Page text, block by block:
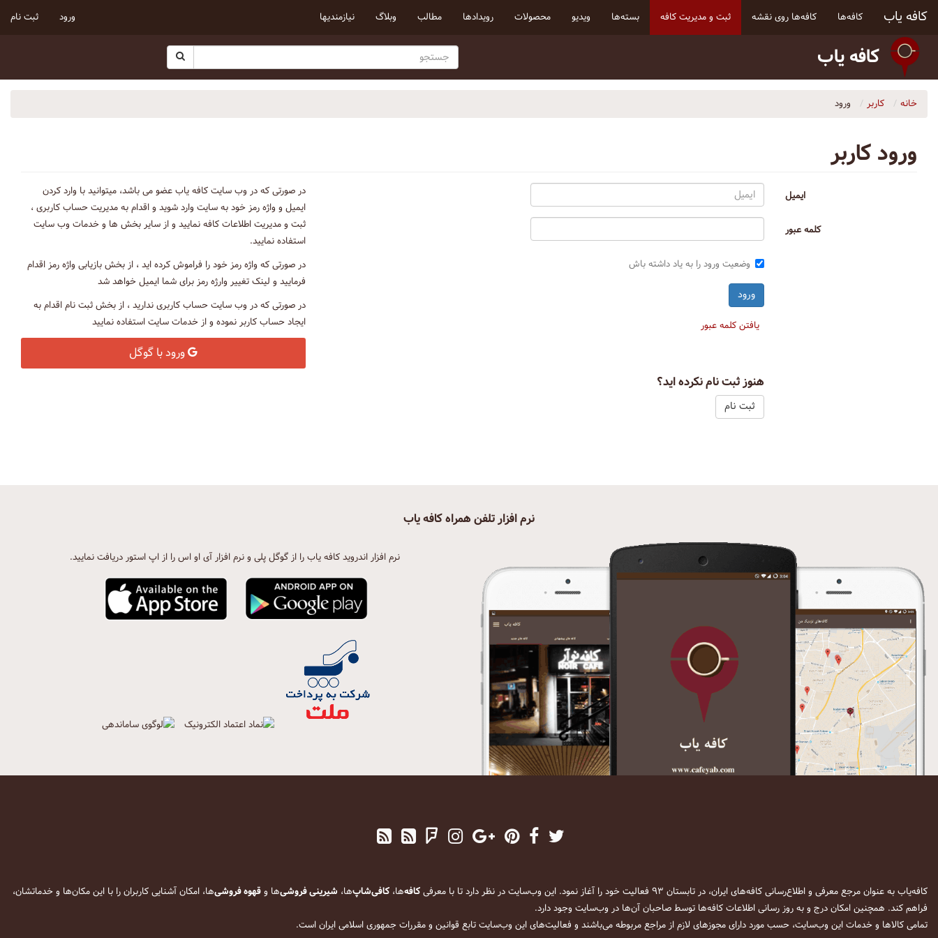
کافه یاب کافه‌ها کافه‌ها روی نقشه ثبت و مدیریت کافه بسته‌ها ویدیو محصولات رویداد‌ها مطالب وبلاگ نیازمندیها ورود ثبت نام
کافه یاب
خانه کاربر ورود
ورود کاربر
ایمیل
کلمه عبور
وضعیت ورود را به یاد داشته باش
یافتن کلمه عبور
هنوز ثبت نام نکرده اید؟
ثبت نام
در صورتی که در وب سایت کافه یاب عضو می باشد، میتوانید با وارد کردن
ایمیل و واژه رمز خود به سایت وارد شوید و اقدام به مدیریت حساب کاربری ،
ثبت و مدیریت اطلاعات کافه نمایید و از سایر بخش ها و خدمات وب سایت
استفاده نمایید.
در صورتی که واژه رمز خود را فراموش کرده اید ، از بخش بازیابی واژه رمز اقدام
فرمایید و لینک تغییر وارژه رمز برای شما ایمیل خواهد شد
در صورتی که در وب سایت حساب کاربری ندارید ، از بخش ثبت نام اقدام به
ایجاد حساب کاربر نموده و از خدمات سایت استفاده نمایید
ورود با گوگل
نرم افزار تلفن همراه کافه یاب
نرم افزار اندروید کافه یاب را از گوگل پلی و نرم افزار آی او اس را از اپ استور دریافت نمایید.
کافه‌یاب به عنوان مرجع معرفی و اطلاع‌رسانی کافه‌های ایران، در تابستان ۹۳ فعالیت خود را آغاز نمود. این وب‌سایت در نظر دارد تا با معرفی کافه‌ها، کافی‌شاپ‌ها، شیرینی فروشی‌ها وقهوه فروشی‌ها، امکان آشنایی کاربران را با این مکان‌ها و خدماتشان،
فراهم کند. همچنین امکان درج و به روز رسانی اطلاعات کافه‌ها توسط صاحبان آن‌ها در وب‌سایت وجود دارد.
تمامی کالاها و خدمات این وب‌سایت، حسب مورد دارای مجوزهای لازم از مراجع مربوطه می‌باشند و فعالیت‌های این وب‌سایت تابع قوانین و مقررات جمهوری اسلامی ایران است.